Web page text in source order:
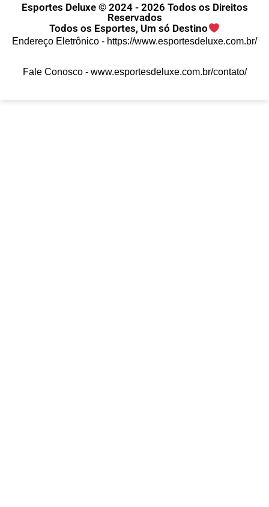
Esportes Deluxe © 2024 - 2026 Todos os Direitos
Reservados
Todos os Esportes, Um só Destino
Endereço Eletrônico - https://www.esportesdeluxe.com.br/
Fale Conosco - www.esportesdeluxe.com.br/contato/